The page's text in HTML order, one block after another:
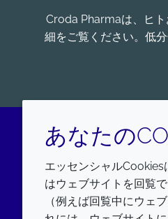
Croda Pharmaは、ヒ
細をご覧ください。低
LinkedIn
あなたの
エッセンシャル
はウェブサイトを回覧
（例えば回覧中にウェ